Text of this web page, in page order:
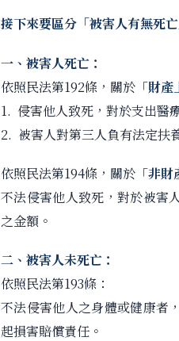
接下來要區分「被害人有無死
一、被害人死亡：
依照民法第192條，關於「財產
1. 侵害他人致死，對於支出醫
2. 被害人對第三人負有法定扶
依照民法第194條，關於「非財
不法侵害他人致死，對於被害
之金額。
二、被害人未死亡：
依照民法第193條：
不法侵害他人之身體或健康者
起損害賠償責任。